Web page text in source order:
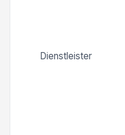
Dienstleister